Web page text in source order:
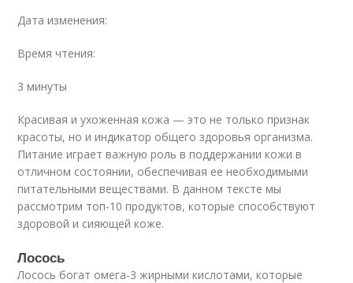
Дата изменения:
Время чтения:
3 минуты
Красивая и ухоженная кожа — это не только признак
красоты, но и индикатор общего здоровья организма.
Питание играет важную роль в поддержании кожи в
отличном состоянии, обеспечивая ее необходимыми
питательными веществами. В данном тексте мы
рассмотрим топ-10 продуктов, которые способствуют
здоровой и сияющей коже.
Лосось
Лосось богат омега-3 жирными кислотами, которые